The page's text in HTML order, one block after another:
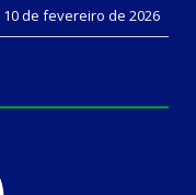
10 de fevereiro de 2026